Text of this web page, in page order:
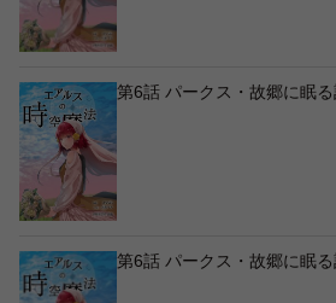
第6話 パークス・故郷に眠
第6話 パークス・故郷に眠